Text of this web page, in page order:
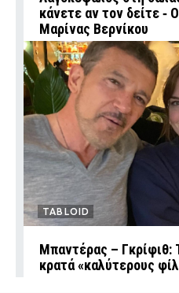
κάνετε αν τον δείτε ‑
Μαρίνας Βερνίκου
TABLOID
Μπαντέρας – Γκρίφιθ:
κρατά «καλύτερους